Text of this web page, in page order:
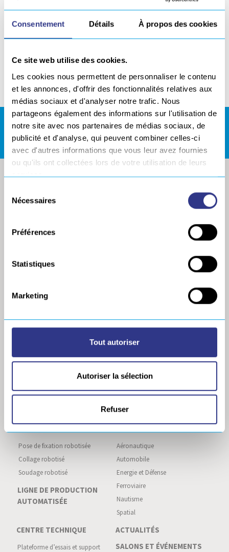
Consentement Détails À propos des cookies
Ce site web utilise des cookies.
Les cookies nous permettent de personnaliser le contenu
et les annonces, d'offrir des fonctionnalités relatives aux
médias sociaux et d'analyser notre trafic. Nous
partageons également des informations sur l'utilisation de
notre site avec nos partenaires de médias sociaux, de
publicité et d'analyse, qui peuvent combiner celles-ci
avec d'autres informations que vous leur avez fournies
ou qu'ils ont collectées lors de votre utilisation de leurs
services.
Nécessaires
Préférences
Statistiques
Marketing
Tout autoriser
Autoriser la sélection
Refuser
SECAM FIXING SOLUTIONS, concepteur de fixations
techniques, s’associe à GEBE2 afin de proposer une
solution de pose d’inserts automatisée pour les panneaux
Partager
ESPACE DE TÉLÉCHARGEMENTS
Historique
Politique Générale de protection
Ponçage métallique et composite
Robot collaboratif, cobot
industriel
Perçage robotisé de panneaux
Usinage robotisé composite et
métallique
Ébavurage robotisé
Meulage robotisé
Pose de fixation robotisée
Collage robotisé
Soudage robotisé
LIGNE DE PRODUCTION
AUTOMATISÉE
Aéronautique
Automobile
Energie et Défense
Ferroviaire
Nautisme
Spatial
CENTRE TECHNIQUE
Plateforme d’essais et support
ACTUALITÉS
SALONS ET ÉVÉNEMENTS